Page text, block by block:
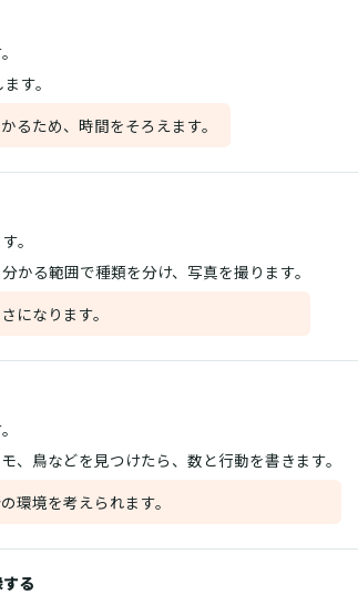
す。
るため、時間をそろえます。
。
かる範囲で種類を分け、写真を撮ります。
になります。
、鳥などを見つけたら、数と行動を書きます。
環境を考えられます。
る